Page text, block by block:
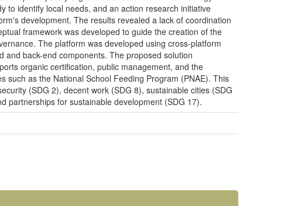
to identify local needs, and an action research initiative
development. The results revealed a lack of coordination
framework was developed to guide the creation of the
The platform was developed using cross-platform
and back-end components. The proposed solution
organic certification, public management, and the
as the National School Feeding Program (PNAE). This
(SDG 2), decent work (SDG 8), sustainable cities (SDG
partnerships for sustainable development (SDG 17).